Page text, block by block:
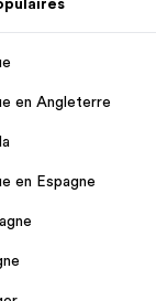
en Angleterre
en Espagne